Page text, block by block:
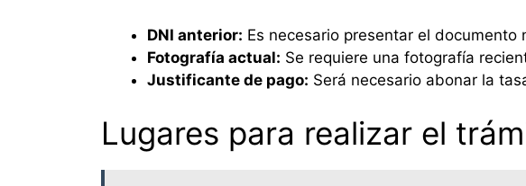
DNI anterior: Es necesario presentar el
Fotografía actual: Se requiere una fotografía
Justificante de pago: Será necesario abonar la
Lugares para realizar el